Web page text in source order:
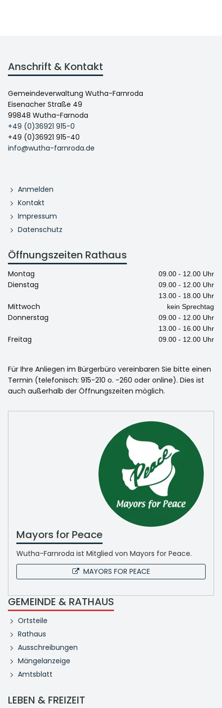
Anschrift & Kontakt
Gemeindeverwaltung Wutha-Farnroda
Eisenacher Straße 49
99848 Wutha-Farnoda
+49 (0)36921 915-0
+49 (0)36921 915-40
info@wutha-farnroda.de
Anmelden
Kontakt
Impressum
Datenschutz
Öffnungszeiten Rathaus
Montag 09.00 - 12.00 Uhr
Dienstag
09.00 - 12.00 Uhr
13.00 - 18.00 Uhr
Mittwoch kein Sprechtag
Donnerstag
09.00 - 12.00 Uhr
13.00 - 16.00 Uhr
Freitag 09.00 - 12.00 Uhr
Für Ihre Anliegen im Bürgerbüro vereinbaren Sie bitte einen
Termin (telefonisch: 915-210 o. -260 oder online). Dies ist
auch außerhalb der Öffnungszeiten möglich.
Mayors for Peace
Wutha-Farnroda ist Mitglied von Mayors for Peace.
MAYORS FOR PEACE
GEMEINDE & RATHAUS
Ortsteile
Rathaus
Ausschreibungen
Mängelanzeige
Amtsblatt
LEBEN & FREIZEIT